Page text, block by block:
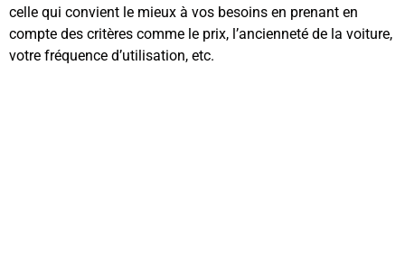
celle qui convient le mieux à vos besoins en prenant en
compte des critères comme le prix, l’ancienneté de la voiture,
votre fréquence d’utilisation, etc.